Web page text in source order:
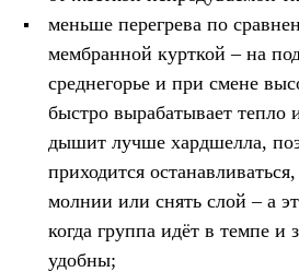
ЗА ПОЛЯРНЫМ КРУГОМ
BASK juno
Дневник капитана
Каталог дилеров
Компания
История
Отцы основатели
меньше перегрева по
мембранной курткой – на
среднегорье и при смене
быстро вырабатывает тепло
дышит лучше хардшелла,
приходится
молнии или снять слой – а
когда группа идёт в темпе и
удобны;